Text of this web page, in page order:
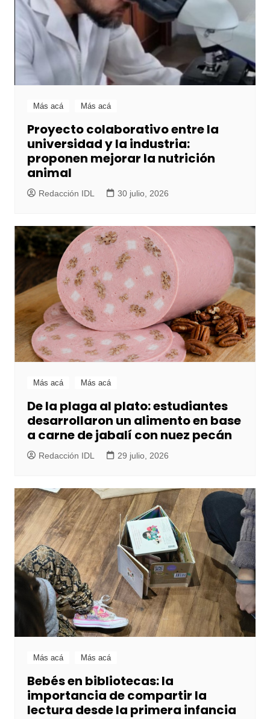
Más acá Más acá
Proyecto colaborativo entre la
universidad y la industria:
proponen mejorar la nutrición
animal
Redacción IDL 30 julio, 2026
Más acá Más acá
De la plaga al plato: estudiantes
desarrollaron un alimento en base
a carne de jabalí con nuez pecán
Redacción IDL 29 julio, 2026
Más acá Más acá
Bebés en bibliotecas: la
importancia de compartir la
lectura desde la primera infancia